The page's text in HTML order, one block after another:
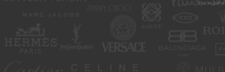
Hacks por